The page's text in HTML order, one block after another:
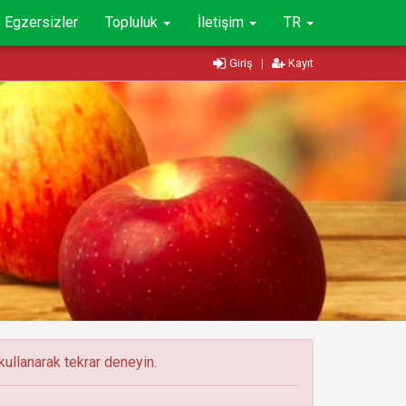
Egzersizler Topluluk İletişim TR
Giriş | Kayıt
tekrar deneyin.